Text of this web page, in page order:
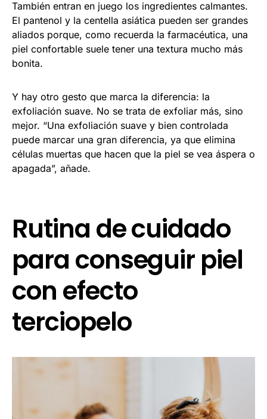
También entran en juego los ingredientes calmantes.
El pantenol y la centella asiática pueden ser grandes
aliados porque, como recuerda la farmacéutica, una
piel confortable suele tener una textura mucho más
bonita.
Y hay otro gesto que marca la diferencia: la
exfoliación suave. No se trata de exfoliar más, sino
mejor. “Una exfoliación suave y bien controlada
puede marcar una gran diferencia, ya que elimina
células muertas que hacen que la piel se vea áspera o
apagada”, añade.
Rutina de cuidado
para conseguir piel
con efecto
terciopelo